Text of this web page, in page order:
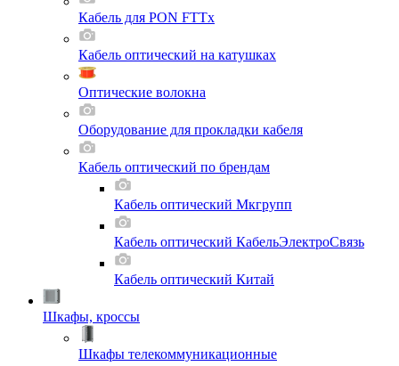
Кабель для PON FTTx
Кабель оптический на катушках
Оптические волокна
Оборудование для прокладки кабеля
Кабель оптический по брендам
Кабель оптический Мкгрупп
Кабель оптический КабельЭлектроСвязь
Кабель оптический Китай
Шкафы, кроссы
Шкафы телекоммуникационные